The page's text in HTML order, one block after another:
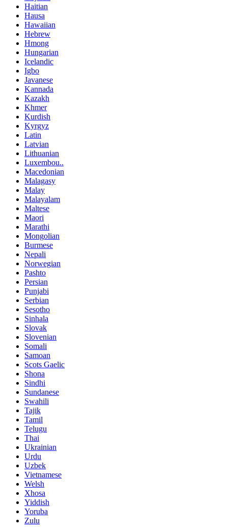
Haitian
Hausa
Hawaiian
Hebrew
Hmong
Hungarian
Icelandic
Igbo
Javanese
Kannada
Kazakh
Khmer
Kurdish
Kyrgyz
Latin
Latvian
Lithuanian
Luxembou..
Macedonian
Malagasy
Malay
Malayalam
Maltese
Maori
Marathi
Mongolian
Burmese
Nepali
Norwegian
Pashto
Persian
Punjabi
Serbian
Sesotho
Sinhala
Slovak
Slovenian
Somali
Samoan
Scots Gaelic
Shona
Sindhi
Sundanese
Swahili
Tajik
Tamil
Telugu
Thai
Ukrainian
Urdu
Uzbek
Vietnamese
Welsh
Xhosa
Yiddish
Yoruba
Zulu